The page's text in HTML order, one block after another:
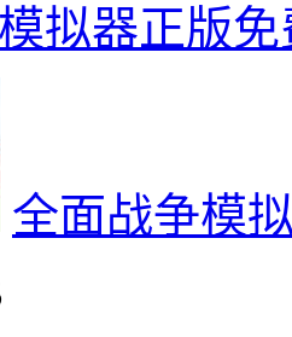
拟器正版
全面战争模